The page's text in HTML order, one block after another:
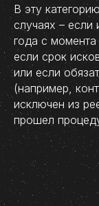
В эту
случаях – если
года с момента
если срок
или если
(например,
исключен из
прошел